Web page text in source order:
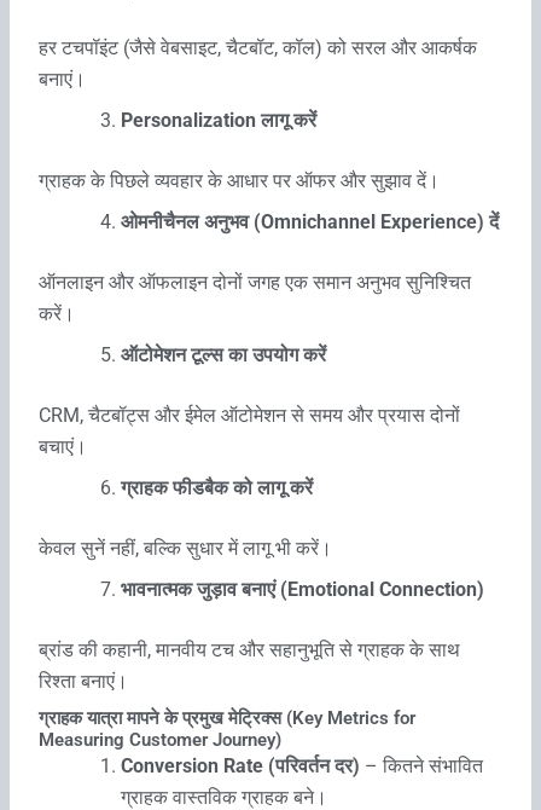
हर टचपॉइंट (जैसे वेबसाइट, चैटबॉट, कॉल) को सरल और आकर्षक
बनाएं।
Personalizationलागू करें
ग्राहक के पिछले व्यवहार के आधार पर ऑफर और सुझाव दें।
ओमनीचैनल अनुभव (Omnichannel Experience)दें
ऑनलाइन और ऑफलाइन दोनों जगह एक समान अनुभव सुनिश्चित
करें।
ऑटोमेशन टूल्स का उपयोग करें
CRM, चैटबॉट्स और ईमेल ऑटोमेशन से समय और प्रयास दोनों
बचाएं।
ग्राहक फीडबैक को लागू करें
केवल सुनें नहीं, बल्कि सुधार में लागू भी करें।
भावनात्मक जुड़ाव बनाएं (Emotional Connection)
ब्रांड की कहानी, मानवीय टच और सहानुभूति से ग्राहक के साथ
रिश्ता बनाएं।
ग्राहक यात्रा मापने के प्रमुख मेट्रिक्स (Key Metrics for
Measuring Customer Journey)
Conversion Rate (परिवर्तन दर) – कितने संभावित
ग्राहक वास्तविक ग्राहक बने।